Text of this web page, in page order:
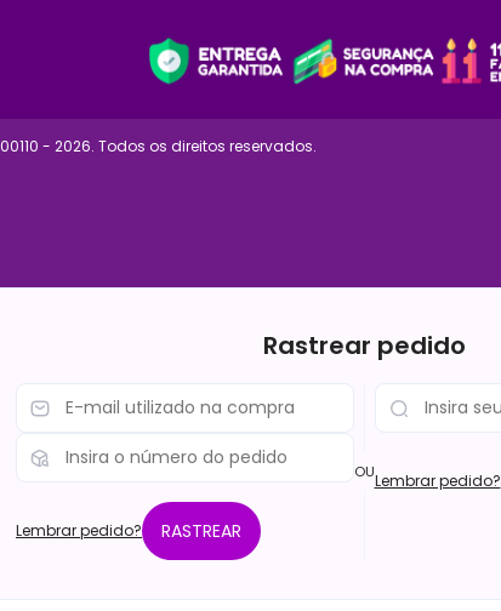
- 2026. Todos os direitos reservados.
Rastrear pedido
Lembrar pedido? RASTREAR
OULembrar pedido?